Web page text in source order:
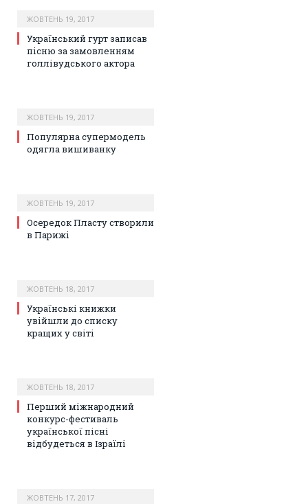
ЖОВТЕНЬ 19, 2017
Український гурт записав
пісню за замовленням
голлівудського актора
ЖОВТЕНЬ 19, 2017
Популярна супермодель
одягла вишиванку
ЖОВТЕНЬ 19, 2017
Осередок Пласту створили
в Парижі
ЖОВТЕНЬ 18, 2017
Українські книжки
увійшли до списку
кращих у світі
ЖОВТЕНЬ 18, 2017
Перший міжнародний
конкурс-фестиваль
української пісні
відбудеться в Ізраїлі
ЖОВТЕНЬ 17, 2017